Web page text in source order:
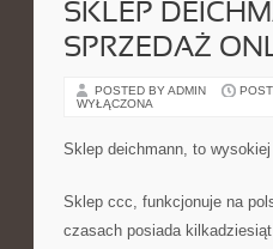
SKLEP
SPRZEDAŻ
POSTED BY ADMIN
WYŁĄCZONA
Sklep deichmann, to
Sklep ccc, funkcjonuje na
czasach posiada